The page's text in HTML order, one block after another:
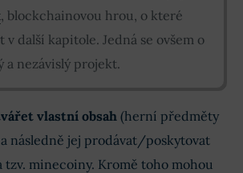
, blockchainovou hrou, o které
další kapitole. Jedná se ovšem o
a nezávislý projekt.
vlastní obsah (herní předměty
následně jej prodávat/poskytovat
tzv. minecoiny. Kromě toho mohou